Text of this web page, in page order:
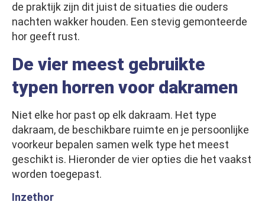
de praktijk zijn dit juist de situaties die ouders
nachten wakker houden. Een stevig gemonteerde
hor geeft rust.
De vier meest gebruikte
typen horren voor dakramen
Niet elke hor past op elk dakraam. Het type
dakraam, de beschikbare ruimte en je persoonlijke
voorkeur bepalen samen welk type het meest
geschikt is. Hieronder de vier opties die het vaakst
worden toegepast.
Inzethor